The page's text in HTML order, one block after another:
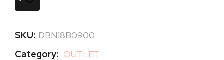
SKU: DBN18B0900
Category: OUTLET